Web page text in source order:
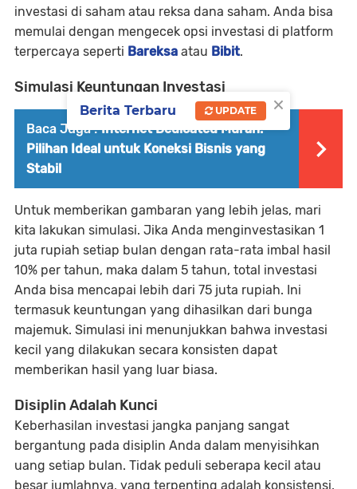
investasi di saham atau reksa dana saham. Anda bisa
memulai dengan mengecek opsi investasi di platform
terpercaya seperti Bareksa atau Bibit.
Simulasi Keuntungan Investasi
Baca Juga : Internet Dedicated Murah:
Pilihan Ideal untuk Koneksi Bisnis yang
Stabil
Untuk memberikan gambaran yang lebih jelas, mari
kita lakukan simulasi. Jika Anda menginvestasikan 1
juta rupiah setiap bulan dengan rata-rata imbal hasil
10% per tahun, maka dalam 5 tahun, total investasi
Anda bisa mencapai lebih dari 75 juta rupiah. Ini
termasuk keuntungan yang dihasilkan dari bunga
majemuk. Simulasi ini menunjukkan bahwa investasi
kecil yang dilakukan secara konsisten dapat
memberikan hasil yang luar biasa.
Disiplin Adalah Kunci
Keberhasilan investasi jangka panjang sangat
bergantung pada disiplin Anda dalam menyisihkan
uang setiap bulan. Tidak peduli seberapa kecil atau
besar jumlahnya, yang terpenting adalah konsistensi.
×
Berita Terbaru UPDATE